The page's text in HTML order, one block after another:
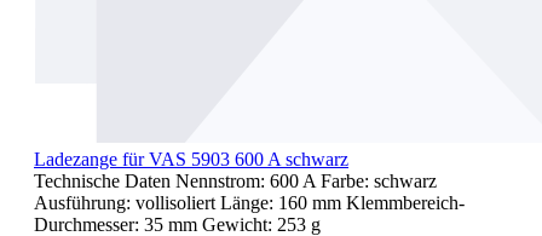
Ladezange für VAS 5903 600 A schwarz
Technische Daten Nennstrom: 600 A Farbe: schwarz
Ausführung: vollisoliert Länge: 160 mm Klemmbereich-
Durchmesser: 35 mm Gewicht: 253 g